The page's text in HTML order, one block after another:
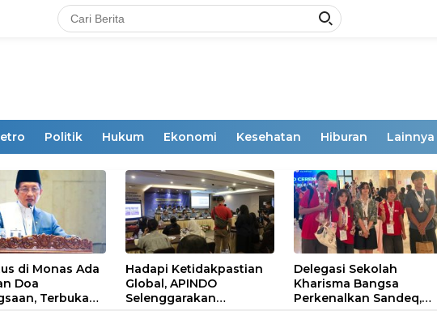
Politik Hukum Ekonomi Kesehatan Hiburan Lainnya
di Monas Ada
Doa
Terbuka
Hadapi Ketidakpastian
Global, APINDO
Selenggarakan
Delegasi Sekolah
Kharisma Bangsa
Perkenalkan Sandeq,